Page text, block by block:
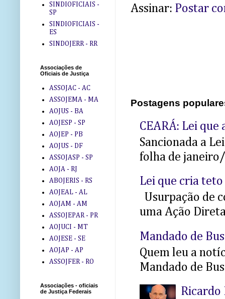
Assinar: Postar
Postagens
CEARÁ: Lei
Sancionada a
folha de
Lei que cria
Usurpação de
uma Ação
Mandado de
Quem leu a
Mandado de
Ricardo
SINDIOFICIAIS -
SP
SINDIOFICIAIS -
ES
SINDOJERR - RR
Associações de
Oficiais de Justiça
ASSOJAC - AC
ASSOJEMA - MA
AOJUS - BA
AOJESP - SP
AOJEP - PB
AOJUS - DF
ASSOJASP - SP
AOJA - RJ
ABOJERIS - RS
AOJEAL - AL
AOJAM - AM
ASSOJEPAR - PR
AOJUCI - MT
AOJESE - SE
AOJAP - AP
ASSOJFER - RO
Associações - oficiais
de Justiça Federais